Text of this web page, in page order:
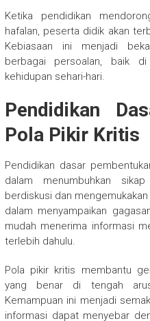
Ketika pendidikan
hafalan, peserta didik akan
Kebiasaan ini menjadi
berbagai persoalan, baik di
kehidupan sehari-hari.
Pendidikan
Pola Pikir Kritis
Pendidikan dasar
dalam menumbuhkan
berdiskusi dan
dalam menyampaikan
mudah menerima informasi
terlebih dahulu.
Pola pikir kritis membantu
yang benar di tengah
Kemampuan ini menjadi
informasi dapat menyebar